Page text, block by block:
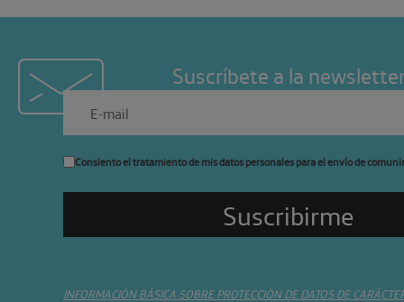
Suscríbete a la
Consiento el tratamiento de mis datos personales para el envío de
INFORMACIÓN BÁSICA SOBRE PROTECCIÓN DE DATOS DE